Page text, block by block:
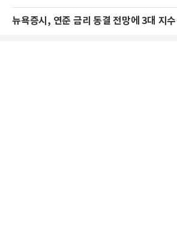
뉴욕증시, 연준 금리 동결 전망에 3대 지수